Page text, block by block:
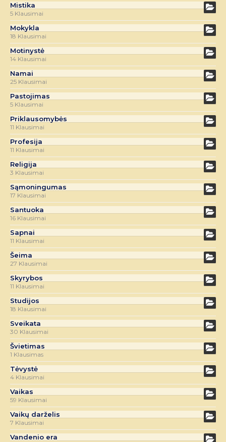
Mistika
5 Klausimai
Mokykla
18 Klausimai
Motinystė
14 Klausimai
Namai
25 Klausimai
Pastojimas
5 Klausimai
Priklausomybės
11 Klausimai
Profesija
11 Klausimai
Religija
3 Klausimai
Sąmoningumas
17 Klausimai
Santuoka
16 Klausimai
Sapnai
11 Klausimai
Šeima
27 Klausimai
Skyrybos
11 Klausimai
Studijos
18 Klausimai
Sveikata
30 Klausimai
Švietimas
1 Klausimas
Tėvystė
4 Klausimai
Vaikas
59 Klausimai
Vaikų darželis
7 Klausimai
Vandenio era